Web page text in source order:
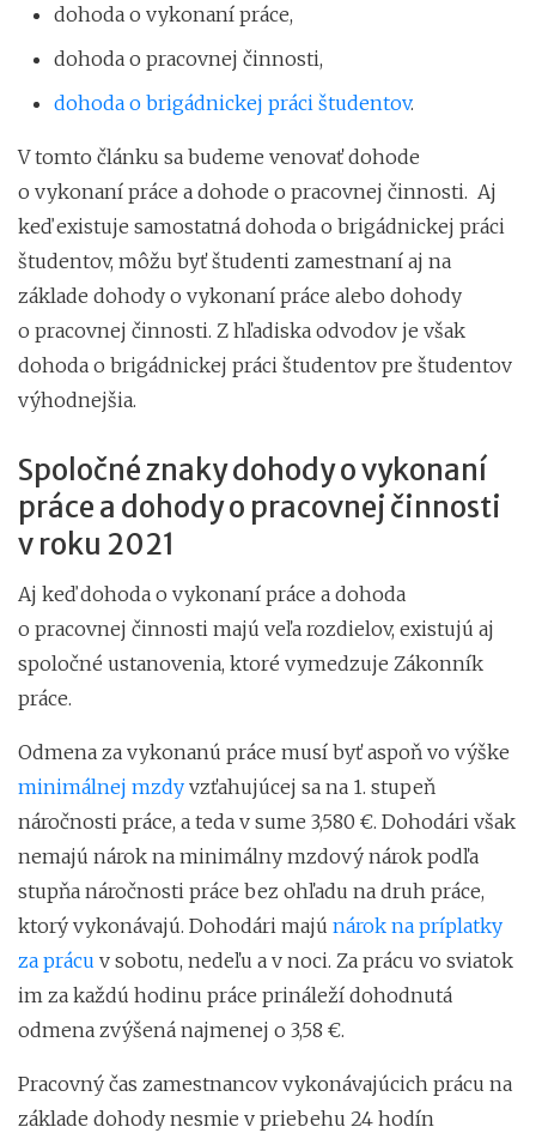
dohoda o vykonaní práce,
dohoda o pracovnej činnosti,
dohoda o brigádnickej práci študentov.
V tomto článku sa budeme venovať dohode
o vykonaní práce a dohode o pracovnej činnosti. Aj
keď existuje samostatná dohoda o brigádnickej práci
študentov, môžu byť študenti zamestnaní aj na
základe dohody o vykonaní práce alebo dohody
o pracovnej činnosti. Z hľadiska odvodov je však
dohoda o brigádnickej práci študentov pre študentov
výhodnejšia.
Spoločné znaky dohody o vykonaní
práce a dohody o pracovnej činnosti
v roku 2021
Aj keď dohoda o vykonaní práce a dohoda
o pracovnej činnosti majú veľa rozdielov, existujú aj
spoločné ustanovenia, ktoré vymedzuje Zákonník
práce.
Odmena za vykonanú práce musí byť aspoň vo výške
minimálnej mzdy vzťahujúcej sa na 1. stupeň
náročnosti práce, a teda v sume 3,580 €. Dohodári však
nemajú nárok na minimálny mzdový nárok podľa
stupňa náročnosti práce bez ohľadu na druh práce,
ktorý vykonávajú. Dohodári majú nárok na príplatky
za prácu v sobotu, nedeľu a v noci. Za prácu vo sviatok
im za každú hodinu práce prináleží dohodnutá
odmena zvýšená najmenej o 3,58 €.
Pracovný čas zamestnancov vykonávajúcich prácu na
základe dohody nesmie v priebehu 24 hodín